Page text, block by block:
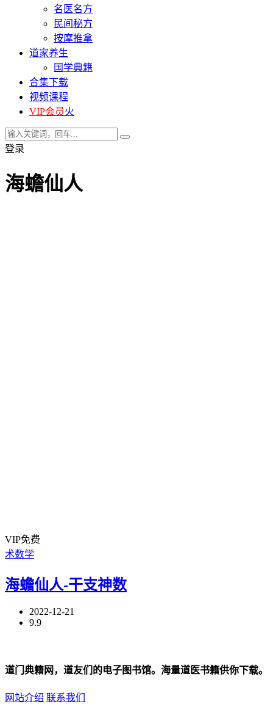
名医名方
民间秘方
按摩推拿
道家养生
国学典籍
合集下载
视频课程
VIP会员火
登录
海蟾仙人
VIP免费
术数学
海蟾仙人-干支神数
2022-12-21
9.9
道门典籍网，道友们的电子图书馆。海量道医书籍供你下载。
网站介绍 联系我们